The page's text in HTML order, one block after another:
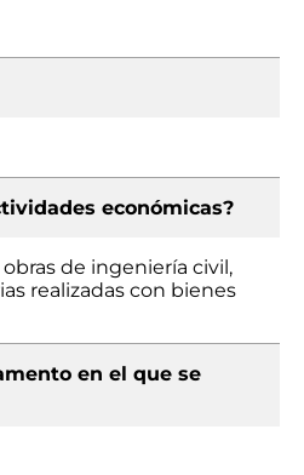
económicas?
de ingeniería civil,
realizadas con bienes
en el que se